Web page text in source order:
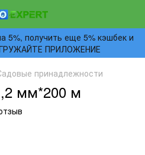
5%, получить еще 5% кэшбек и
ПРИЛОЖЕНИЕ
принадлежности
мм*200 м